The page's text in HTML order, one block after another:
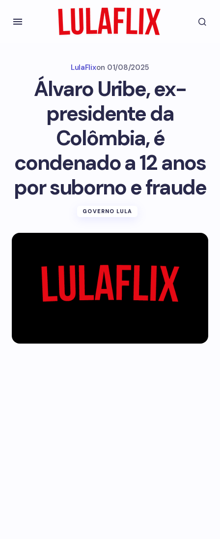
LulaFlixon 01/08/2025
Álvaro Uribe, ex-
presidente da
Colômbia, é
condenado a 12 anos
por suborno e fraude
GOVERNO LULA